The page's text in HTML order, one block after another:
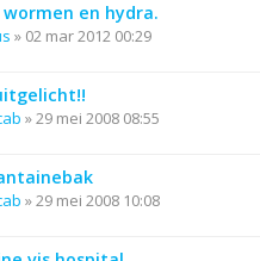
wormen en hydra.
» 02 mar 2012 00:29
»29 mei 2008 08:55
»29 mei 2008 10:08